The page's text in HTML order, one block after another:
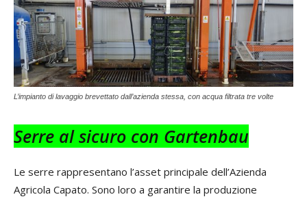
L’impianto di lavaggio brevettato dall’azienda stessa, con acqua filtrata tre volte
Serre al sicuro con Gartenbau
Le serre rappresentano l’asset principale dell’Azienda
Agricola Capato. Sono loro a garantire la produzione